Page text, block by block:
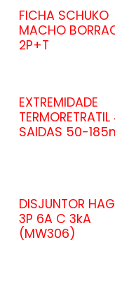
FICHA SCHUKO
MACHO
2P+T
EXTREMIDADE
SAIDAS 50-
DISJUNTOR
3P 6A C 3kA
(MW306)